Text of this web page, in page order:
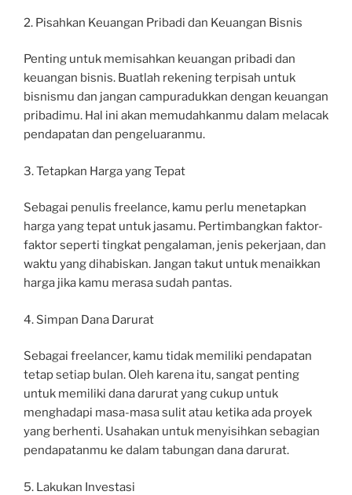
2. Pisahkan Keuangan Pribadi dan Keuangan Bisnis
Penting untuk memisahkan keuangan pribadi dan
keuangan bisnis. Buatlah rekening terpisah untuk
bisnismu dan jangan campuradukkan dengan keuangan
pribadimu. Hal ini akan memudahkanmu dalam melacak
pendapatan dan pengeluaranmu.
3. Tetapkan Harga yang Tepat
Sebagai penulis freelance, kamu perlu menetapkan
harga yang tepat untuk jasamu. Pertimbangkan faktor-
faktor seperti tingkat pengalaman, jenis pekerjaan, dan
waktu yang dihabiskan. Jangan takut untuk menaikkan
harga jika kamu merasa sudah pantas.
4. Simpan Dana Darurat
Sebagai freelancer, kamu tidak memiliki pendapatan
tetap setiap bulan. Oleh karena itu, sangat penting
untuk memiliki dana darurat yang cukup untuk
menghadapi masa-masa sulit atau ketika ada proyek
yang berhenti. Usahakan untuk menyisihkan sebagian
pendapatanmu ke dalam tabungan dana darurat.
5. Lakukan Investasi